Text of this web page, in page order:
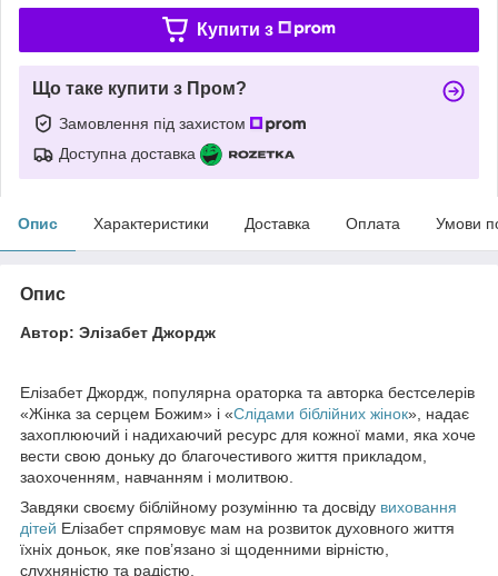
Купити з
Що таке купити з Пром?
Замовлення під захистом
Доступна доставка
Опис Характеристики Доставка Оплата Умови
Опис
Автор: Элізабет Джордж
Елізабет Джордж, популярна ораторка та авторка бестселерів
«Жінка за серцем Божим» і «Слідами біблійних жінок», надає
захоплюючий і надихаючий ресурс для кожної мами, яка хоче
вести свою доньку до благочестивого життя прикладом,
заохоченням, навчанням і молитвою.
Завдяки своєму біблійному розумінню та досвіду виховання
дітей Елізабет спрямовує мам на розвиток духовного життя
їхніх доньок, яке пов’язано зі щоденними вірністю,
слухняністю та радістю.